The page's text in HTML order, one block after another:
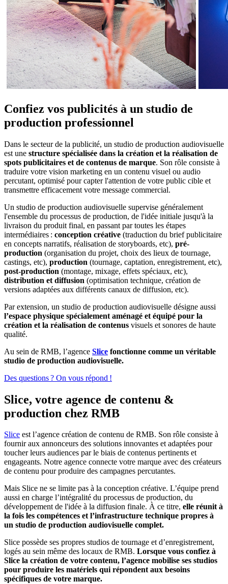
Confiez vos publicités à un studio de
production professionnel
Dans le secteur de la publicité, un studio de production audiovisuelle
est une structure spécialisée dans la création et la réalisation de
spots publicitaires et de contenus de marque. Son rôle consiste à
traduire votre vision marketing en un contenu visuel ou audio
percutant, optimisé pour capter l'attention de votre public cible et
transmettre efficacement votre message commercial.
Un studio de production audiovisuelle supervise généralement
l'ensemble du processus de production, de l'idée initiale jusqu'à la
livraison du produit final, en passant par toutes les étapes
intermédiaires : conception créative (traduction du brief publicitaire
en concepts narratifs, réalisation de storyboards, etc), pré-
production (organisation du projet, choix des lieux de tournage,
castings, etc), production (tournage, captation, enregistrement, etc),
post-production (montage, mixage, effets spéciaux, etc),
distribution et diffusion (optimisation technique, création de
versions adaptées aux différents canaux de diffusion, etc).
Par extension, un studio de production audiovisuelle désigne aussi
l’espace physique spécialement aménagé et équipé pour la
création et la réalisation de contenus visuels et sonores de haute
qualité.
Au sein de RMB, l’agence Slice fonctionne comme un véritable
studio de production audiovisuelle.
Des questions ? On vous répond !
Slice, votre agence de contenu &
production chez RMB
Slice est l’agence création de contenu de RMB. Son rôle consiste à
fournir aux annonceurs des solutions innovantes et adaptées pour
toucher leurs audiences par le biais de contenus pertinents et
engageants. Notre agence connecte votre marque avec des créateurs
de contenu pour produire des campagnes percutantes.
Mais Slice ne se limite pas à la conception créative. L’équipe prend
aussi en charge l’intégralité du processus de production, du
développement de l'idée à la diffusion finale. À ce titre, elle réunit à
la fois les compétences et l’infrastructure technique propres à
un studio de production audiovisuelle complet.
Slice possède ses propres studios de tournage et d’enregistrement,
logés au sein même des locaux de RMB. Lorsque vous confiez à
Slice la création de votre contenu, l’agence mobilise ses studios
pour produire les matériels qui répondent aux besoins
spécifiques de votre marque.